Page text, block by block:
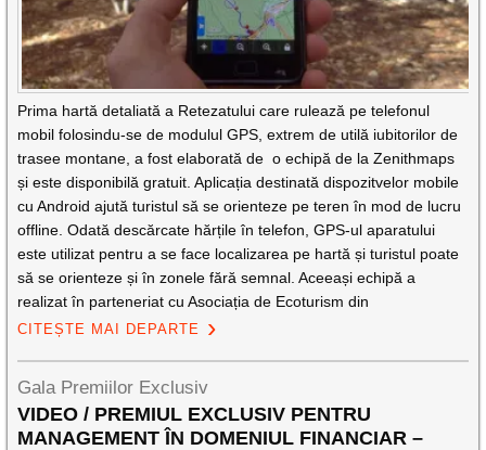
Prima hartă detaliată a Retezatului care rulează pe telefonul
mobil folosindu-se de modulul GPS, extrem de utilă iubitorilor de
trasee montane, a fost elaborată de o echipă de la Zenithmaps
și este disponibilă gratuit. Aplicația destinată dispozitvelor mobile
cu Android ajută turistul să se orienteze pe teren în mod de lucru
offline. Odată descărcate hărțile în telefon, GPS-ul aparatului
este utilizat pentru a se face localizarea pe hartă și turistul poate
să se orienteze și în zonele fără semnal. Aceeași echipă a
realizat în parteneriat cu Asociația de Ecoturism din
CITEȘTE MAI DEPARTE
Gala Premiilor Exclusiv
VIDEO / PREMIUL EXCLUSIV PENTRU
MANAGEMENT ÎN DOMENIUL FINANCIAR –